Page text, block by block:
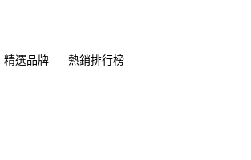
精選品牌 熱銷排行榜